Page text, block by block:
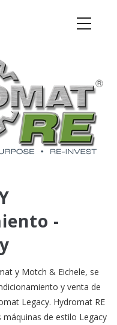
-
y Motch & Eichele, se
y venta de
Legacy. Hydromat RE
de estilo Legacy